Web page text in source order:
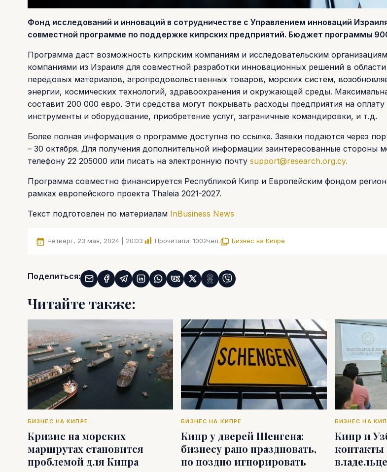
Фонд исследований и инноваций в сотрудничестве с Управлением инноваций
совместной программе по поддержке кипрских предприятий. Бюджет программы
Программа даст возможность кипрским компаниям и исследовательским
компаниями из Израиля для совместной разработки инновационных решений в
передовых материалов, агропродовольственных товаров, морских систем,
энергии, космических технологий, здравоохранения и окружающей среды.
составит 200 000 евро. Эти средства могут покрывать расходы предприятия на
инструменты и оборудование, приобретение услуг, заграничные командировки, и т.д.
Более полная информация о программе доступна по ссылке. Заявки подаются через
– 30 октября. Для получения дополнительной информации заинтересованные стороны
телефону 22 205000 или писать на электронную почту support@research.org.cy.
Программа совместно финансируется Республикой Кипр и Европейским фондом
рамках европейского проекта Thaleia 2021-2027.
Текст подготовлен по материалам InBusiness News
Четверг, 23 мая, 2024 | 20:03 Прочитали: 1002чел. Бизнес на Кипре
Поделиться:
Читайте также:
БИЗНЕС НА КИПРЕ
Кризис на морских
маршрутах становится
проблемой для Кипра
БИЗНЕС НА КИПРЕ
Кипр у дверей Шенгена:
бизнесу рано праздновать,
но поздно игнорировать
БИЗНЕС НА
Кипр и
контакты